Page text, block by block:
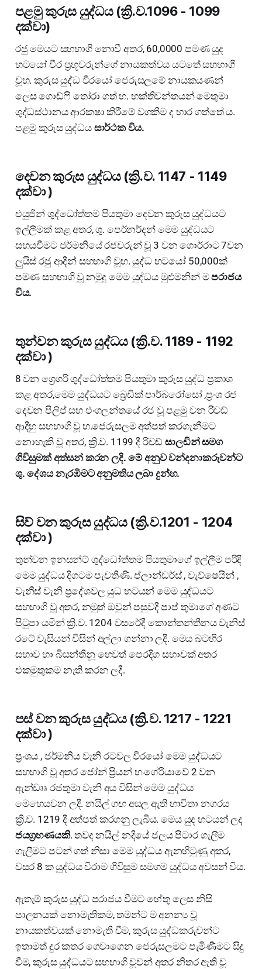
පළමු කුරුස යුද්ධය (ක්‍රි.ව.1096 - 1099
දක්වා)
රජු මෙයට සහභාගි නොවී අතර, 60,0000 පමණ යුද
භටයෝ වීර ප්‍රභූවරුන්ගේ නායකත්වය යටතේ සහභාගී
වූහ. කුරුස යුද්ධ වීරයෝ ජෙරුසලමේ නායකයණන්
ලෙස ගොඩ්ෆි තෝරා ගත් හ. භක්තිවන්තයන් මෙතුමා
ශුද්ධස්ථානය ආරක‍ෂා කිරීමේ වගකීම ද භාර ගත්තේ ය.
පළමු කුරුස යුද්ධය සාර්ථක විය.
දෙවන කුරුස යුද්ධය (ක්‍රි.ව. 1147 - 1149
දක්වා )
එයුජින් ශුද්ධෝත්තම පියතුමා දෙවන කුරුස යුද්ධයට
ඉල්ලීමක් කළ අතර, ශු. පෙර්නර්දන් මෙම යුද්ධයට
සහයවීමට ජර්මනියේ රජවරුන් වූ 3 වන ගොර්රාට 7වන
ලුයිස් රජු ආදීන් සහභාගි වූහ. යුද්ධ භටයෝ 50,000ක්
පමණ සහභාගි වූ නමුදු මෙම යුද්ධය මුළුමනින් මපරාජය
විය.
තුන්වන කුරුස යුද්ධය (ක්‍රි.ව. 1189 - 1192
දක්වා )
8 වන ග්‍රෙගරි ශුද්ධෝත්තම පියතුමා කුරුස යුද්ධ ප්‍රකාශ
කළ අතර,මෙම යුද්ධයට බ්‍රෙඩික් පාර්බරෝසෝ ,ප්‍රංශ රජ
දෙවන පිලිප් සහ එංගලන්තයේ රජ වූ පළමු වන රිචඩ්
ආදීහු සහභාගි වූ හ.ජෙරුසලම අත්පත් කරගැනීමට
නොහැකි වූ අතර, ක්‍රි.ව. 1199 දී රිචඩ්සාලඩින් සමග
ගිවිසුමක් අත්සන් කරන ලදි. මේ අනුව වන්දනාකරුවන්ට
ශු. දේශය නැරඹිමට අනුමතිය ලබා දුන්හ.
සිව් වන කුරුස යුද්ධය (ක්‍රි.ව.1201 - 1204
දක්වා )
තුන්වන ඉනසන්ට් ශුද්ධෝත්තම පියතුමාගේ ඉල්ලීම පරිදි
මෙම යුද්ධය දිගටම පැවතිණි. ප්ලාන්ඩර්ස් , වැව්ෂෙයින් ,
වැනීස් වැනි ප්‍රදේශවල යුධ භටයන් මෙම යුද්ධයට
සහභාගි වූ අතර, නමුත් ඔවුන් පසුවදී පාප් තුමාගේ අණට
පිටුපා යමින් ක්‍රි.ව. 1204 වසරේදී කොන්තන්තීනය වැනිස්
රටේ වැසියන් විසින් අල්ලා ගන්නා ලදී. මෙය බටහිර
සභාව හා බිසන්තීනූ හෙවත් පෙරදිග සභාවක් අතර
එකමුතුකම නැති කරන ලදී.
පස් වන කුරුස යුද්ධය (ක්‍රි.ව. 1217 - 1221
දක්වා )
ප්‍රංශය , ජර්මනිය වැනි රටවල වීරයෝ මෙම යුද්ධයට
සහභාගි වූ අතර ජෝන් ප්‍රියන් හංගේරියාවේ 2 වන
ඇන්ඩෲ රජතුමා වැනි අය විසින් මෙම යුද්ධය
මෙහෙයවන ලදී. නයිල් ගඟ අසල ඇති භාවිතා නගරය
ක්‍රි.ව. 1219 දී අත්පත් කරගනු ලැබීය. මෙය යුද භටයන් ලද
ජයග්‍රහණයකි. තවද නයිල් නදියේ ජලය පිටාර ගැලීම
ගැලීමට පටන් ගත් නිසා මෙම යුද්ධය ඇනහිටුණු අතර,
වසර 8 ක යුද්ධය විරාම ගිවිසුම සමගම යුද්ධය අවසන් විය.
ඇතැම් කුරුස යුද්ධ පරාජය වීමට හේතු ලෙස නිසි
පාලනයක් නොමැතිකම, තමන්ට ම අනන්‍ය වූ
නායකත්වයක් නොමැති වීම, කුරුස යුද්ධකරුවන්ට
ඉතාමත් දුර කතර ගෙවාගෙන ජෙරුසලමට පැමිණීමට සිදු
වීම, කුරුස යුද්ධයට සහභාගි වූවන් අතර නිතර ඇති වූ